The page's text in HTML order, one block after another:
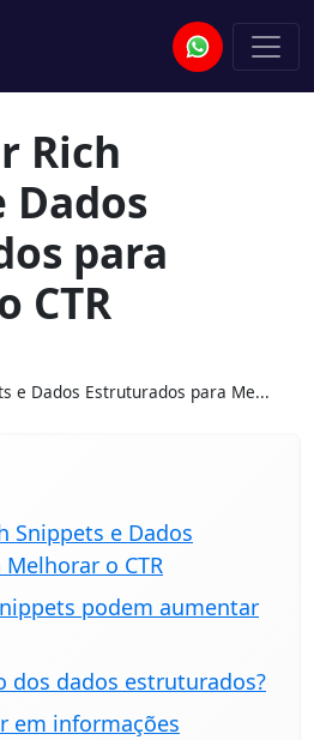
Rich
Dados
para
CTR
e Dados Estruturados para Me...
Snippets e Dados
o CTR
podem aumentar
dos dados estruturados?
em informações